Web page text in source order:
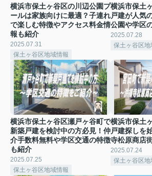
横浜市保土ヶ谷区の川辺公園プ
ールは家族向けに最適？子連れ
で楽しむ特徴やアクセス料金情
報も紹介
2025.07.31
保土ヶ谷区地域情報
横浜市保土
戸建が人気
公園や学区
2025.07.28
保土ヶ谷区地
横浜市保土ヶ谷区瀬戸ヶ谷町で
新築戸建を検討中の方必見！仲
介手数料無料や学区交通の特徴
も紹介
2025.07.25
保土ヶ谷区地域情報
横浜市保土
戸建探しを
寺松原商店
2025.07.24
保土ヶ谷区地